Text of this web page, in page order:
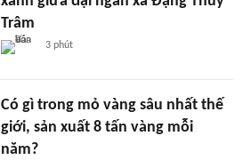
Trâm
3 phút
Có gì trong mỏ vàng sâu nhất thế
giới, sản xuất 8 tấn vàng mỗi
năm?